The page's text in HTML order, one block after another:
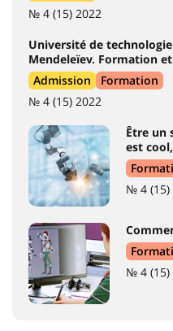
№ 4 (15) 2022
Université de
Mendeleïev. Formation
Admission
Formation
№ 4 (15) 2022
Être un
est
№ 4 (15)
№ 4 (15)